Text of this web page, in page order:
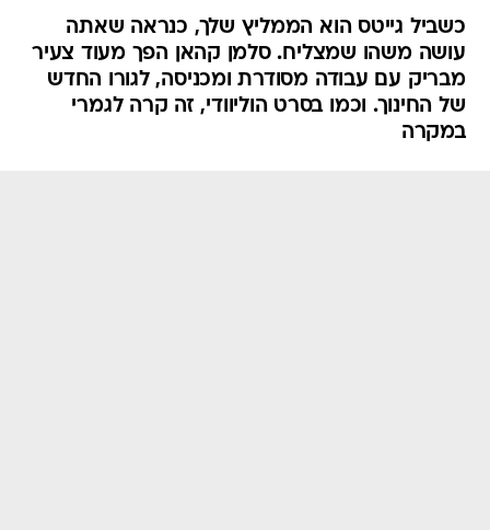
כשביל גייטס הוא הממליץ שלך, כנראה שאתה
עושה משהו שמצליח. סלמן קהאן הפך מעוד צעיר
מבריק עם עבודה מסודרת ומכניסה, לגורו החדש
של החינוך. וכמו בסרט הוליוודי, זה קרה לגמרי
במקרה